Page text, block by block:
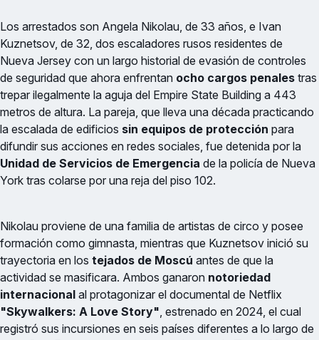
Los arrestados son Angela Nikolau, de 33 años, e Ivan
Kuznetsov, de 32, dos escaladores rusos residentes de
Nueva Jersey con un largo historial de evasión de controles
de seguridad que ahora enfrentan ocho cargos penales tras
trepar ilegalmente la aguja del Empire State Building a 443
metros de altura. La pareja, que lleva una década practicando
la escalada de edificios sin equipos de protección para
difundir sus acciones en redes sociales, fue detenida por la
Unidad de Servicios de Emergencia de la policía de Nueva
York tras colarse por una reja del piso 102.
Nikolau proviene de una familia de artistas de circo y posee
formación como gimnasta, mientras que Kuznetsov inició su
trayectoria en los tejados de Moscú antes de que la
actividad se masificara. Ambos ganaron notoriedad
internacional al protagonizar el documental de Netflix
"Skywalkers: A Love Story", estrenado en 2024, el cual
registró sus incursiones en seis países diferentes a lo largo de